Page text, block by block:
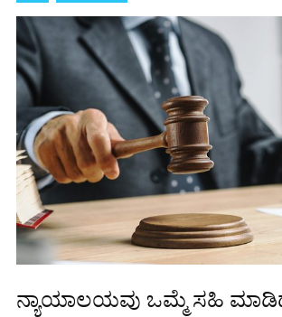
ನ್ಯಾಯಾಲಯವು ಒಮ್ಮೆ ಸಹಿ